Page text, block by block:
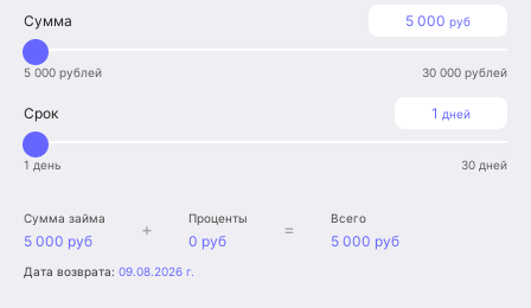
5 000 руб
Сумма
5 000 рублей 30 000 рублей
1 дней
Срок
1 день 30 дней
Сумма займа
5 000 руб
+ Проценты
0 руб
= Всего
5 000 руб
Дата возврата: 09.08.2026 г.